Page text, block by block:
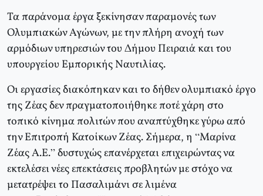
Τα παράνομα έργα ξεκίνησαν παραμονές των
Ολυμπιακών Αγώνων, με την πλήρη ανοχή των
αρμόδιων υπηρεσιών του Δήμου Πειραιά και του
υπουργείου Εμπορικής Ναυτιλίας.
Οι εργασίες διακόπηκαν και το δήθεν ολυμπιακό έργο
της Ζέας δεν πραγματοποιήθηκε ποτέ χάρη στο
τοπικό κίνημα πολιτών που αναπτύχθηκε γύρω από
την Επιτροπή Κατοίκων Ζέας. Σήμερα, η “Μαρίνα
Ζέας Α.Ε.” δυστυχώς επανέρχεται επιχειρώντας να
εκτελέσει νέες επεκτάσεις προβλητών με στόχο να
μετατρέψει το Πασαλιμάνι σε λιμένα